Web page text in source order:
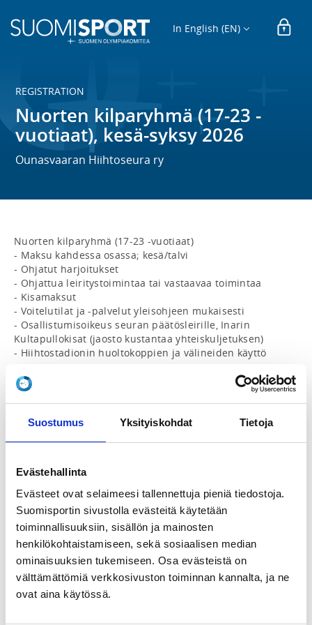
Suostumus Yksityiskohdat Tietoja
Evästehallinta
Evästeet ovat selaimeesi tallennettuja pieniä tiedostoja.
Suomisportin sivustolla evästeitä käytetään
toiminnallisuuksiin, sisällön ja mainosten
henkilökohtaistamiseen, sekä sosiaalisen median
ominaisuuksien tukemiseen. Osa evästeistä on
välttämättömiä verkkosivuston toiminnan kannalta, ja ne
ovat aina käytössä.
In English (EN)
REGISTRATION
Nuorten kilparyhmä (17-23 -
vuotiaat), kesä-syksy 2026
Ounasvaaran Hiihtoseura ry
Nuorten kilparyhmä (17-23 -vuotiaat)
- Maksu kahdessa osassa; kesä/talvi
- Ohjatut harjoitukset
- Ohjattua leiritystoimintaa tai vastaavaa toimintaa
- Kisamaksut
- Voitelutilat ja -palvelut yleisohjeen mukaisesti
- Osallistumisoikeus seuran päätösleirille, Inarin
Kultapullokisat (jaosto kustantaa yhteiskuljetuksen)
- Hiihtostadionin huoltokoppien ja välineiden käyttö
Ampumahiihtojaoston urheilijalle myönnetään 60
euron alennus kausimaksusta (350,00 - 60,00 = 290,00).
Kausimaksu suoritetaan kahdessa osassa.
osallistumismaksut kilpailuihin.
HUOM! FIS-hiihdoissa 18-20 sarjoissa hiihtävät
tarvitsevat lisäksi FIS-koodin.
Muista ostaa myös maastohiihdon kotimaan
kilpailulisenssi.
https://docs.google.com/document/d/1nqNeGomYbOjy
zdWIIeN73vI9cyQ1Ccu4/edit